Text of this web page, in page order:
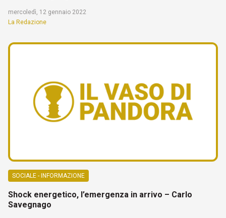
mercoledì, 12 gennaio 2022
La Redazione
SOCIALE - INFORMAZIONE
Shock energetico, l’emergenza in arrivo – Carlo
Savegnago